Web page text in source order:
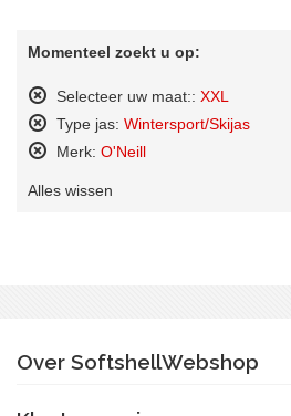
Momenteel zoekt u op:
Selecteer uw maat:: XXL
Dit
artikel
verwijderen
Type jas: Wintersport/Skijas
Dit
artikel
verwijderen
Merk: O'Neill
artikel
Alles wissen
Over SoftshellWebshop